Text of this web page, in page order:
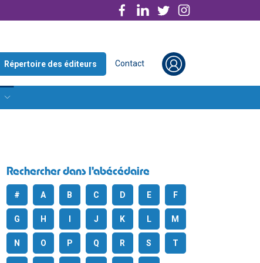
Répertoire des éditeurs Contact
Rechercher dans l'abécédaire
# A B C D E F
G H J K L M
N O P Q R S T